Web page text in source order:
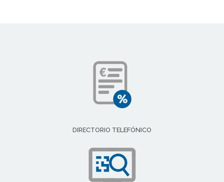
DIRECTORIO TELEFÓNICO